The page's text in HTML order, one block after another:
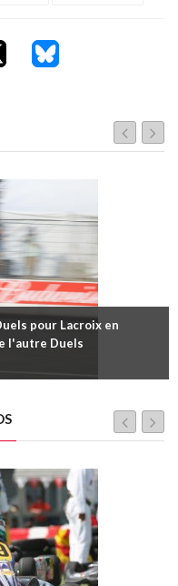
pour Lacroix en
l'autre Duels